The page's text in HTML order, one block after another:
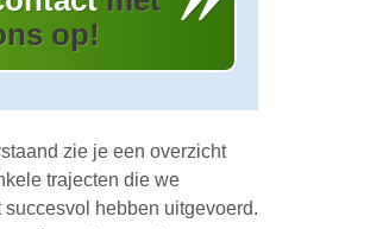
op!
zie je een overzicht
trajecten die we
succesvol hebben uitgevoerd.